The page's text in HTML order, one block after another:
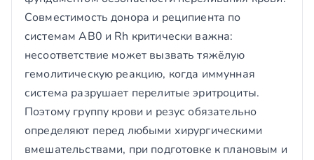
Совместимость донора и реципиента по
системам AB0 и Rh критически важна:
несоответствие может вызвать тяжёлую
гемолитическую реакцию, когда иммунная
система разрушает перелитые эритроциты.
Поэтому группу крови и резус обязательно
определяют перед любыми хирургическими
вмешательствами, при подготовке к плановым и